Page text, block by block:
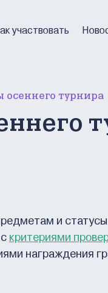
участвовать
осеннего турнира
и
критериями
награждения